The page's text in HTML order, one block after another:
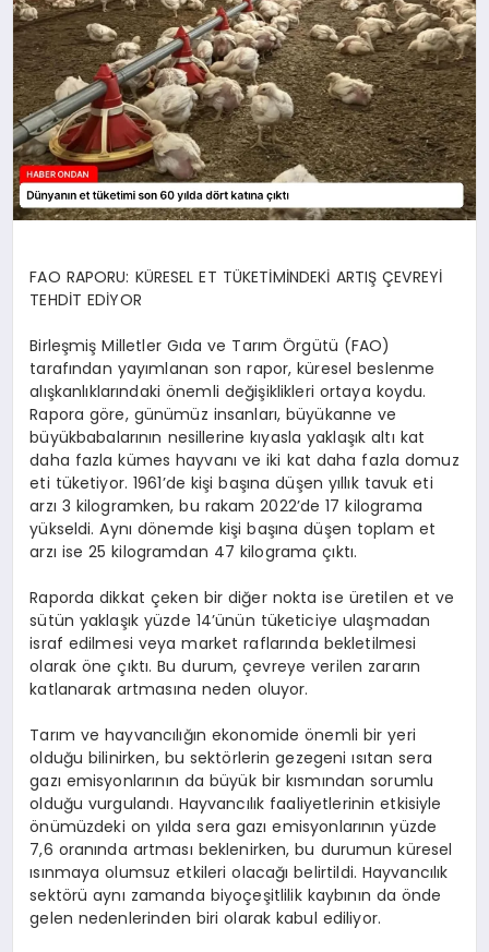
YAŞAM
FAO RAPORU: KÜRESEL ET TÜKETİMİNDEKİ ARTIŞ ÇEVREYİ
TEHDİT EDİYOR
Birleşmiş Milletler Gıda ve Tarım Örgütü (FAO)
tarafından yayımlanan son rapor, küresel beslenme
alışkanlıklarındaki önemli değişiklikleri ortaya koydu.
Rapora göre, günümüz insanları, büyükanne ve
büyükbabalarının nesillerine kıyasla yaklaşık altı kat
daha fazla kümes hayvanı ve iki kat daha fazla domuz
eti tüketiyor. 1961’de kişi başına düşen yıllık tavuk eti
arzı 3 kilogramken, bu rakam 2022’de 17 kilograma
yükseldi. Aynı dönemde kişi başına düşen toplam et
arzı ise 25 kilogramdan 47 kilograma çıktı.
Raporda dikkat çeken bir diğer nokta ise üretilen et ve
sütün yaklaşık yüzde 14’ünün tüketiciye ulaşmadan
israf edilmesi veya market raflarında bekletilmesi
olarak öne çıktı. Bu durum, çevreye verilen zararın
katlanarak artmasına neden oluyor.
Tarım ve hayvancılığın ekonomide önemli bir yeri
olduğu bilinirken, bu sektörlerin gezegeni ısıtan sera
gazı emisyonlarının da büyük bir kısmından sorumlu
olduğu vurgulandı. Hayvancılık faaliyetlerinin etkisiyle
önümüzdeki on yılda sera gazı emisyonlarının yüzde
7,6 oranında artması beklenirken, bu durumun küresel
ısınmaya olumsuz etkileri olacağı belirtildi. Hayvancılık
sektörü aynı zamanda biyoçeşitlilik kaybının da önde
gelen nedenlerinden biri olarak kabul ediliyor.